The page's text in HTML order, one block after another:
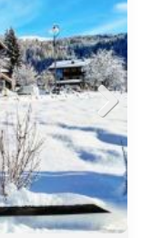
Next